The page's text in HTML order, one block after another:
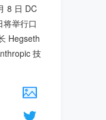
8 日 DC
将举行口
Hegseth
技